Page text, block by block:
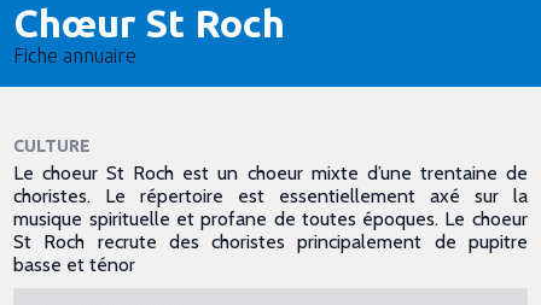
Chœur St Roch
Fiche annuaire
CULTURE
Le choeur St Roch est un choeur mixte d’une trentaine de
choristes. Le répertoire est essentiellement axé sur la
musique spirituelle et profane de toutes époques. Le choeur
St Roch recrute des choristes principalement de pupitre
basse et ténor